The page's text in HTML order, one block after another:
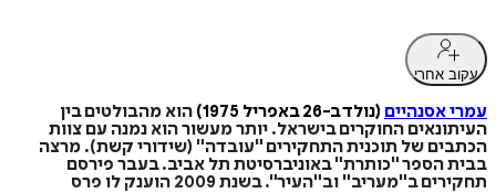
עקוב אחרי
עמרי אסנהיים (נולד ב-26 באפריל 1975)
הוא מהבולטים בין
העיתונאים החוקרים בישראל. יותר מעשור הוא נמנה עם צוות
הכתבים של תוכנית התחקירים "עובדה" (שידורי קשת). מרצה
בבית הספר "כותרת" באוניברסיטת תל אביב. בעבר פירסם
תחקירים ב"מעריב" וב"העיר". בשנת 2009 הוענק לו פרס